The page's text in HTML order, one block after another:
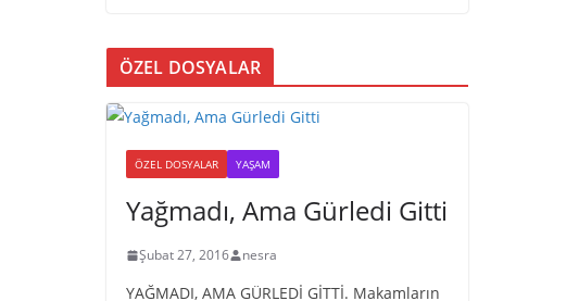
ÖZEL DOSYALAR
ÖZEL DOSYALAR YAŞAM
Yağmadı, Ama Gürledi Gitti
Şubat 27, 2016 nesra
YAĞMADI, AMA GÜRLEDİ GİTTİ. Makamların